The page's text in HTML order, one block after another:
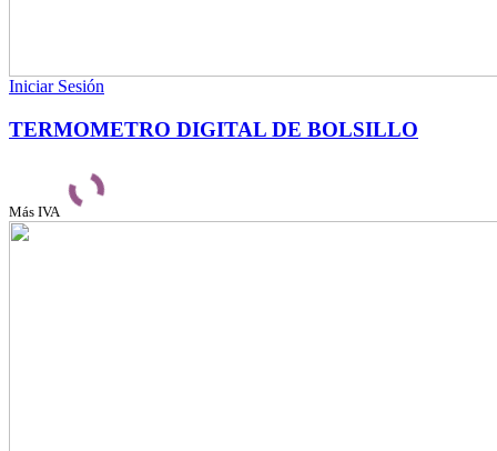
Iniciar Sesión
TERMOMETRO DIGITAL DE BOLSILLO
Más IVA